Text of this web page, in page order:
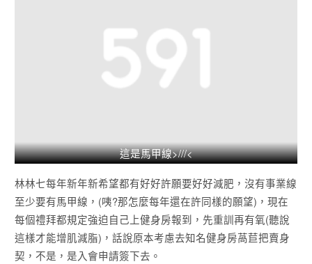
這是馬甲線>///<
林林七每年新年新希望都有好好許願要好好減肥，沒有事業線
至少要有馬甲線，(咦?那怎麼每年還在許同樣的願望)，現在
每個禮拜都規定強迫自己上健身房報到，先重訓再有氧(聽說
這樣才能增肌減脂)，話說原本考慮去知名健身房萵苣把賣身
契，不是，是入會申請簽下去。